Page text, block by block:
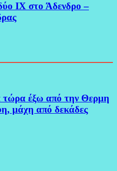
ΙΧ στο Άδενδρο –
έξω από την Θερμη
μάχη από δεκάδες